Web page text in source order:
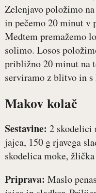
Zelenjavo položimo
in pečemo 20 minut v
Medtem premažemo
solimo. Losos
približno 20 minut na
serviramo z blitvo in
Makov kolač
Sestavine: 2 skodelici
jajca, 150 g rjavega
skodelica moke,
Priprava: Maslo